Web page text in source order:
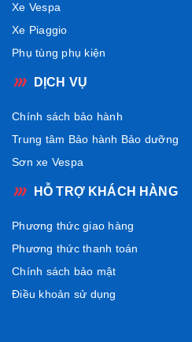
Xe Vespa
Xe Piaggio
Phụ tùng phụ kiện
DỊCH VỤ
Chính sách bảo hành
Trung tâm Bảo hành Bảo dưỡng
Sơn xe Vespa
HỖ TRỢ KHÁCH HÀNG
Phương thức giao hàng
Phương thức thanh toán
Chính sách bảo mật
Điều khoản sử dụng